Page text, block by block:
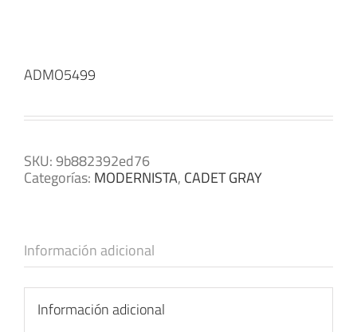
ADMO5499
SKU:9b882392ed76
Categorías: MODERNISTA, CADET GRAY
Información adicional
Información adicional